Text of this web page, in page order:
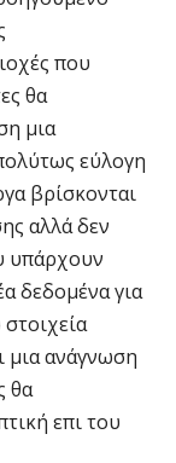
που
θα
μια
εύλογη
βρίσκονται
αλλά δεν
υπάρχουν
δεδομένα για
μια ανάγνωση
θα
επι του